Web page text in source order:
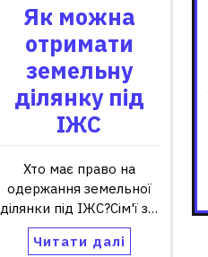
Як можна
отримати
земельну
ділянку під
ІЖС
Хто має право на
одержання земельної
ділянки під ІЖС?Сім'ї з…
Читати далі